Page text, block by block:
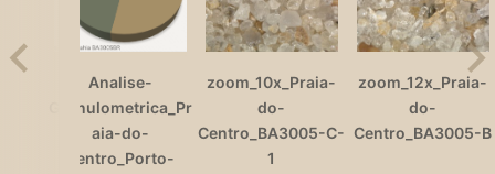
Analise-
Granulometrica_Pr
aia-do-
Centro_Porto-
zoom_10x_Praia-
do-
Centro_BA3005-C-
1
zoom_12x_Praia-
do-
Centro_BA3005-B